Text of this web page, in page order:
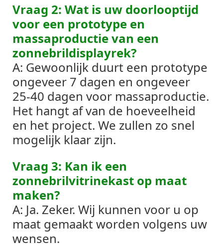
Vraag 2: Wat is uw doorlooptijd
voor een prototype en
massaproductie van een
zonnebrildisplayrek?
A: Gewoonlijk duurt een prototype
ongeveer 7 dagen en ongeveer
25-40 dagen voor massaproductie.
Het hangt af van de hoeveelheid
en het project. We zullen zo snel
mogelijk klaar zijn.
Vraag 3: Kan ik een
zonnebrilvitrinekast op maat
maken?
A: Ja. Zeker. Wij kunnen voor u op
maat gemaakt worden volgens uw
wensen.